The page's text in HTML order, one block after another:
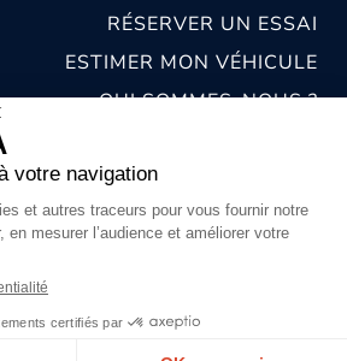
RÉSERVER UN ESSAI
ESTIMER MON VÉHICULE
QUI SOMMES-NOUS ?
& CARROSSERIES
MENTIONS LÉGALES
CONDITIONS GÉNÉRALES DE VENTE